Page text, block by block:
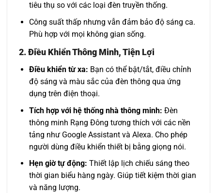
tiêu thụ so với các loại đèn truyền thống.
Công suất thấp nhưng vẫn đảm bảo độ sáng ca.
Phù hợp với mọi không gian sống.
2. Điều Khiển Thông Minh, Tiện Lợi
Điều khiển từ xa: Bạn có thể bật/tắt, điều chỉnh
độ sáng và màu sắc của đèn thông qua ứng
dụng trên điện thoại.
Tích hợp với hệ thống nhà thông minh: Đèn
thông minh Rạng Đông tương thích với các nền
tảng như Google Assistant và Alexa. Cho phép
người dùng điều khiển thiết bị bằng giọng nói.
Hẹn giờ tự động: Thiết lập lịch chiếu sáng theo
thời gian biểu hàng ngày. Giúp tiết kiệm thời gian
và năng lượng.